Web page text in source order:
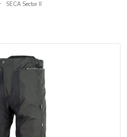
SECA Sector II